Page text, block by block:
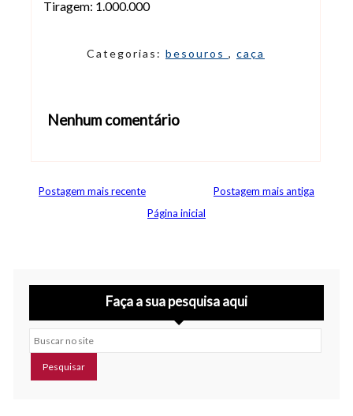
Tiragem: 1.000.000
Categorias: besouros , caça
Nenhum comentário
Postagem mais recente
Postagem mais antiga
Página inicial
Faça a sua pesquisa aqui
Buscar no site